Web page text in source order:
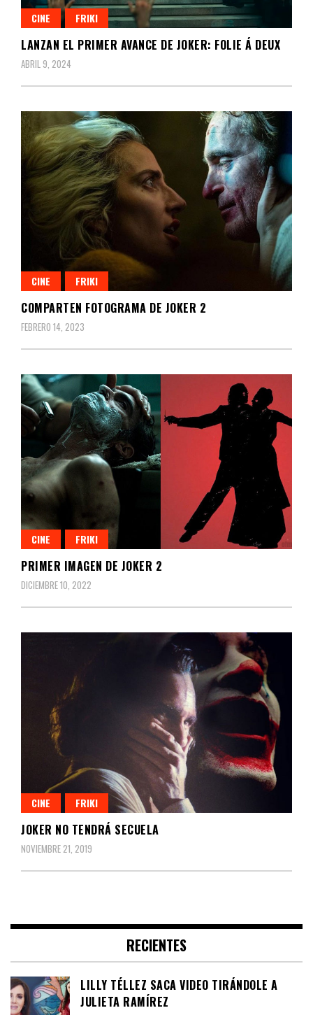
CINE FRIKI
LANZAN EL PRIMER AVANCE DE JOKER: FOLIE Á DEUX
ABRIL 9, 2024
CINE FRIKI
COMPARTEN FOTOGRAMA DE JOKER 2
FEBRERO 14, 2023
CINE FRIKI
PRIMER IMAGEN DE JOKER 2
DICIEMBRE 10, 2022
CINE FRIKI
JOKER NO TENDRÁ SECUELA
NOVIEMBRE 21, 2019
RECIENTES
LILLY TÉLLEZ SACA VIDEO TIRÁNDOLE A
JULIETA RAMÍREZ